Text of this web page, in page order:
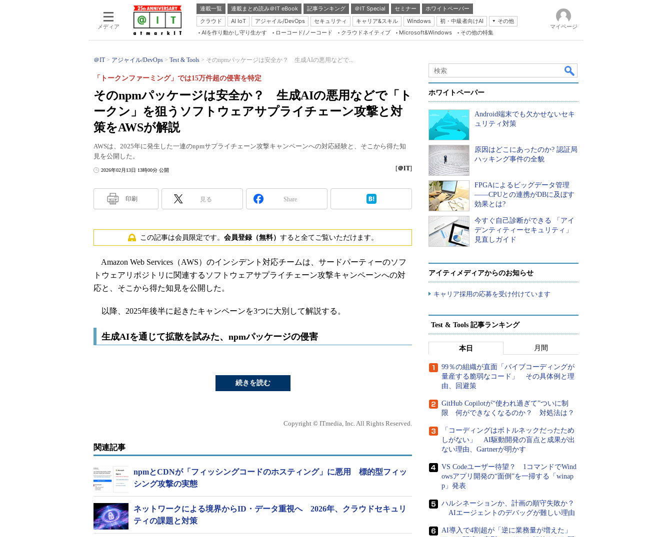
メディア
連載一覧 連載まとめ読み＠IT eBook 記事ランキング ＠IT Special セミナー
ホワイトペーパー
クラウド
AI IoT アジャイル/DevOps セキュリティ キャリア&スキル Windows 初・中級者向けAI
その他
Server & Storage
Java Agile
Database Expert
Master of IP Network
Security & Trust
AIを作り動かし守り生かす ローコード/ノーコード クラウドネイティブ Microsoft&Windows その他の特集
マイページ
＠IT アジャイル/DevOps Test & Tools そのnpmパッケージは安全か？ 生成AIの悪用などで...
そのnpmパッケージは安全か？ 生成AIの悪用などで「ト
ークン」を狙うソフトウェアサプライチェーン攻撃と対
策をAWSが解説
「トークンファーミング」では15万件超の侵害を特定
AWSは、2025年に発生した一連のnpmサプライチェーン攻撃キャンペーンへの対応経験と、そこから得た知
見を公開した。
2026年02月13日 13時00分 公開 [＠IT]
印刷 見る Share
この記事は会員限定です。 会員登録（無料） すると全てご覧いただけます。
Amazon Web Services（AWS）のインシデント対応チームは、サードパーティーのソフ
トウェアリポジトリに関連するソフトウェアサプライチェーン攻撃キャンペーンへの対
応と、そこから得た知見を公開した。
以降、2025年後半に起きたキャンペーンを3つに大別して解説する。
生成AIを通じて拡散を試みた、npmパッケージの侵害
続きを読む
Copyright © ITmedia, Inc. All Rights Reserved.
関連記事
npmとCDNが「フィッシングコードのホスティング」に悪用 標的型フィッ
シング攻撃の実態
ネットワークによる境界からID・データ重視へ 2026年、クラウドセキュリ
ティの課題と対策
ホワイトペーパー
Android端末でも欠かせないセキ
ュリティ対策
原因はどこにあったのか? 認証局
ハッキング事件の全貌
FPGAによるビッグデータ管理
――CPUとの連携がDBに及ぼす
効果とは?
今すぐ自己診断ができる 「アイ
デンティティーセキュリティ」
見直しガイド
アイティメディアからのお知らせ
キャリア採用の応募を受け付けています
Test & Tools 記事ランキング
本日 月間
99％の組織が直面「バイブコーディングが
量産する脆弱なコード」 その具体例と理
由、回避策
GitHub Copilotが“使われ過ぎて”ついに制
限 何ができなくなるのか？ 対処法は？
「コーディングはボトルネックだったため
しがない」 AI駆動開発の盲点と成果が出
ない理由、Gartnerが明かす
VS Codeユーザー待望？ 1コマンドでWind
owsアプリ開発の“面倒”を一掃する「winap
p」発表
ハルシネーションか、計画の順守失敗か？
AIエージェントのデバッグが難しい理由
AI導入で4割超が「逆に業務量が増えた」